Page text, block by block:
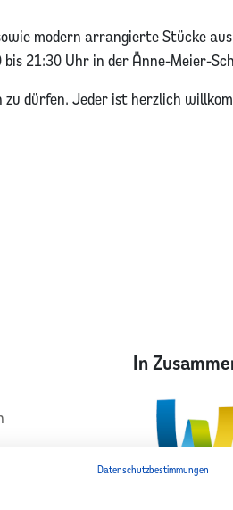
modern arrangierte Stücke
21:30 Uhr in der Änne-Meier-
dürfen. Jeder ist herzlich
In
Datenschutzbestimmungen